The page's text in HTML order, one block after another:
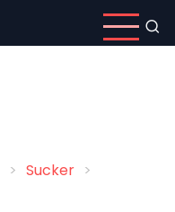
Sucker